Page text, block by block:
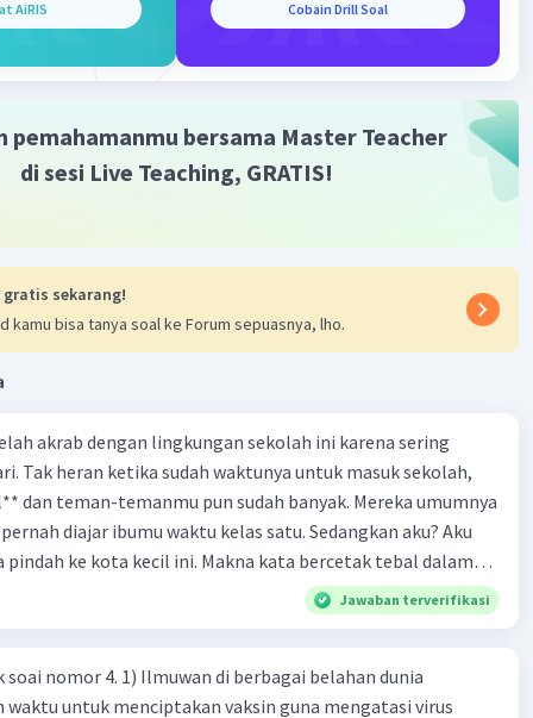
dimaksud gaya bahasa dalam cerpen?
keseluruhan gaya pengarang dalam mengungkapkan
membantu>-<
Level 1
22:06
salah satu jenis prosa yang isi ceritanya bukan
unsur unsur intristik dalam cerpen!
karakter,tokoh,sudut pandang,gaya
menjadi 3 ,yaitu....
AiRIS Cobain Drill Soal
pemahamanmu bersama Master Teacher
di sesi Live Teaching, GRATIS!
gratis sekarang!
kamu bisa tanya soal ke Forum sepuasnya, lho.
akrab dengan lingkungan sekolah ini karena sering
Tak heran ketika sudah waktunya untuk masuk sekolah,
dan teman-temanmu pun sudah banyak. Mereka umumnya
diajar ibumu waktu kelas satu. Sedangkan aku? Aku
pindah ke kota kecil ini. Makna kata bercetak tebal dalam
kutipan cerpen tersebut adalah .... A. ramah C. santun B. sopan D. baik
Jawaban terverifikasi
nomor 4. 1) Ilmuwan di berbagai belahan dunia
waktu untuk menciptakan vaksin guna mengatasi virus